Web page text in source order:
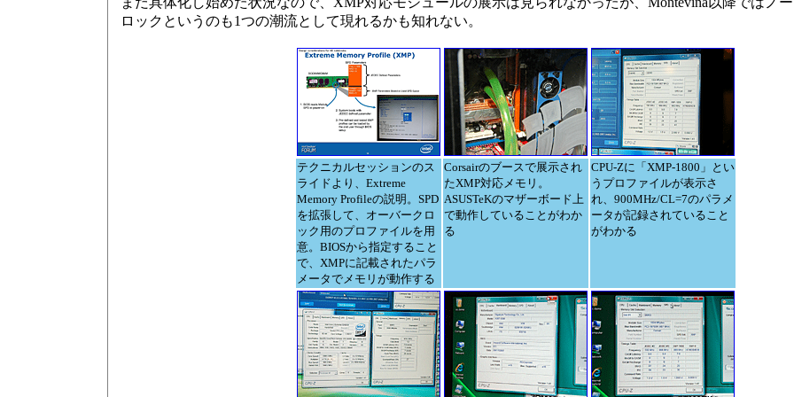
ロックというのも1つの潮流として現れるかも知れない。
テクニカルセッションのス
ライドより、Extreme
Memory Profileの説明。SPD
を拡張して、オーバークロ
ック用のプロファイルを用
意。BIOSから指定すること
で、XMPに記載されたパラ
メータでメモリが動作する
Corsairのブースで展示され
たXMP対応メモリ。
ASUSTeKのマザーボード上
で動作していることがわか
る
CPU-Zに「XMP-1800」とい
うプロファイルが表示さ
れ、900MHz/CL=7のパラメ
ータが記録されていること
がわかる